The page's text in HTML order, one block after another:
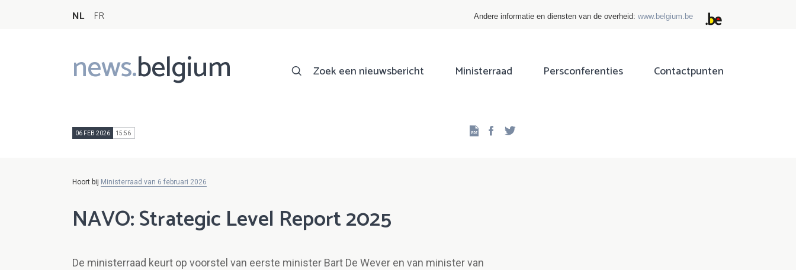
NL FR Andere informatie en diensten van de overheid: www.belgium.be
news.belgium
Main
navigation
Zoek een nieuwsbericht Ministerraad Persconferenties Contactpunten
06 FEB 2026 15:56 Facebook
Hoort bij Ministerraad van 6 februari 2026
NAVO: Strategic Level Report 2025
De ministerraad keurt op voorstel van eerste minister Bart De Wever en van minister van